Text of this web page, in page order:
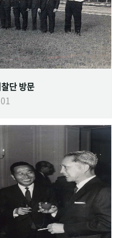
단 방문